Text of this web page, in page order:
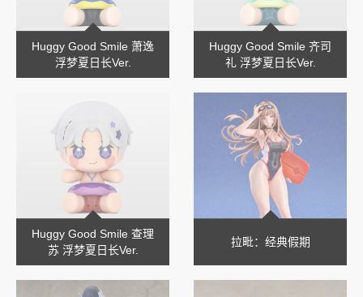
Huggy Good Smile 萧逸
浮梦夏日长Ver.
Huggy Good Smile 齐司
礼 浮梦夏日长Ver.
Huggy Good Smile 查理
苏 浮梦夏日长Ver.
拉毗：经典假期